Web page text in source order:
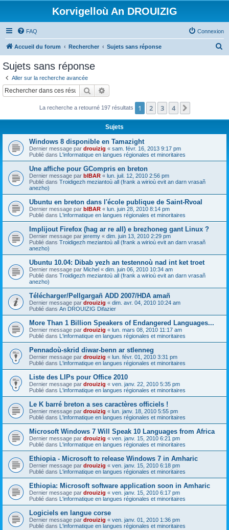
Korvigelloù An DROUIZIG
FAQ Connexion
Accueil du forum Rechercher Sujets sans réponse
c
Sujets sans réponse
Aller sur la recherche avancée
Rechercher
La recherche a retourné 197 résultats 1 2 3 4
Sujets
Windows 8 disponible en Tamazight
Dernier message par drouizig « sam. févr. 16, 2013 9:17 pm
Publié dans L'informatique en langues régionales et minoritaires
Une affiche pour GCompris en breton
Dernier message par bIBAR « lun. juil. 12, 2010 2:56 pm
Publié dans Troidigezh meziantoù all (frank a wirioù evit an darn vrasañ
anezho)
Ubuntu en breton dans l'école publique de Saint-Rvoal
Dernier message par bIBAR « lun. juin 28, 2010 8:14 pm
Publié dans L'informatique en langues régionales et minoritaires
Implijout Firefox (hag ar re all) e brezhoneg gant Linux ?
Dernier message par jeremy « dim. juin 13, 2010 2:29 pm
Publié dans Troidigezh meziantoù all (frank a wirioù evit an darn vrasañ
anezho)
Ubuntu 10.04: Dibab yezh an testennoù nad int ket troet
Dernier message par Michel « dim. juin 06, 2010 10:34 am
Publié dans Troidigezh meziantoù all (frank a wirioù evit an darn vrasañ
anezho)
Télécharger/Pellgargañ ADD 2007/HDA amañ
Dernier message par drouizig « dim. avr. 04, 2010 10:24 am
Publié dans An DROUIZIG Difazier
More Than 1 Billion Speakers of Endangered Languages...
Dernier message par drouizig « lun. mars 08, 2010 11:17 am
Publié dans L'informatique en langues régionales et minoritaires
Pennadoù-skrid diwar-benn ar stlenneg
Dernier message par drouizig « lun. févr. 01, 2010 3:31 pm
Publié dans L'informatique en langues régionales et minoritaires
Liste des LIPs pour Office 2010
Dernier message par drouizig « ven. janv. 22, 2010 5:35 pm
Publié dans L'informatique en langues régionales et minoritaires
Le K barré breton a ses caractères officiels !
Dernier message par drouizig « lun. janv. 18, 2010 5:55 pm
Publié dans L'informatique en langues régionales et minoritaires
Microsoft Windows 7 Will Speak 10 Languages from Africa
Dernier message par drouizig « ven. janv. 15, 2010 6:21 pm
Publié dans L'informatique en langues régionales et minoritaires
Ethiopia - Microsoft to release Windows 7 in Amharic
Dernier message par drouizig « ven. janv. 15, 2010 6:18 pm
Publié dans L'informatique en langues régionales et minoritaires
Ethiopia: Microsoft software application soon in Amharic
Dernier message par drouizig « ven. janv. 15, 2010 6:17 pm
Publié dans L'informatique en langues régionales et minoritaires
Logiciels en langue corse
Dernier message par drouizig « ven. janv. 01, 2010 1:36 pm
Publié dans L'informatique en langues régionales et minoritaires